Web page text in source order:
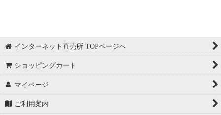
インターネット直売所 TOPページへ
ショッピングカート
マイページ
ご利用案内